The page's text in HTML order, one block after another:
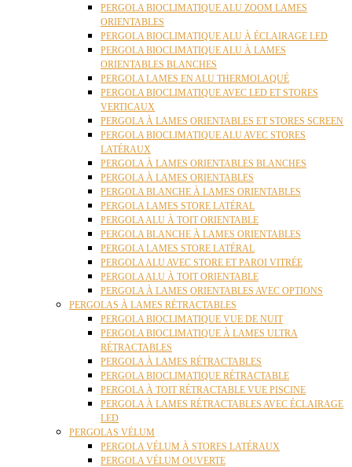
PERGOLA BIOCLIMATIQUE ALU ZOOM LAMES
ORIENTABLES
PERGOLA BIOCLIMATIQUE ALU À ÉCLAIRAGE LED
PERGOLA BIOCLIMATIQUE ALU À LAMES
ORIENTABLES BLANCHES
PERGOLA LAMES EN ALU THERMOLAQUÉ
PERGOLA BIOCLIMATIQUE AVEC LED ET STORES
VERTICAUX
PERGOLA À LAMES ORIENTABLES ET STORES SCREEN
PERGOLA BIOCLIMATIQUE ALU AVEC STORES
LATÉRAUX
PERGOLA À LAMES ORIENTABLES BLANCHES
PERGOLA À LAMES ORIENTABLES
PERGOLA BLANCHE À LAMES ORIENTABLES
PERGOLA LAMES STORE LATÉRAL
PERGOLA ALU À TOIT ORIENTABLE
PERGOLA BLANCHE À LAMES ORIENTABLES
PERGOLA LAMES STORE LATÉRAL
PERGOLA ALU AVEC STORE ET PAROI VITRÉE
PERGOLA ALU À TOIT ORIENTABLE
PERGOLA À LAMES ORIENTABLES AVEC OPTIONS
PERGOLAS À LAMES RÉTRACTABLES
PERGOLA BIOCLIMATIQUE VUE DE NUIT
PERGOLA BIOCLIMATIQUE À LAMES ULTRA
RÉTRACTABLES
PERGOLA À LAMES RÉTRACTABLES
PERGOLA BIOCLIMATIQUE RÉTRACTABLE
PERGOLA À TOIT RÉTRACTABLE VUE PISCINE
PERGOLA À LAMES RÉTRACTABLES AVEC ÉCLAIRAGE
LED
PERGOLAS VÉLUM
PERGOLA VÉLUM À STORES LATÉRAUX
PERGOLA VÉLUM OUVERTE